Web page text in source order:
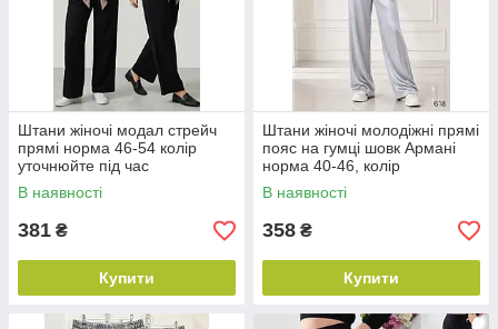
Штани жіночі модал стрейч
прямі норма 46-54 колір
уточнюйте під час
замовлення
В наявності
381 ₴
Купити
Штани жіночі молодіжні прямі
пояс на гумці шовк Армані
норма 40-46, колір
уточнюйте під час
замовлення
В наявності
358 ₴
Купити